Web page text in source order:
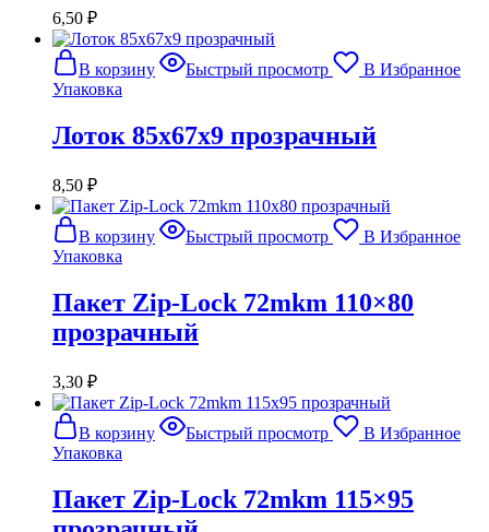
6,50 ₽
В корзину Быстрый просмотр
В Избранное
Упаковка
Лоток 85x67x9 прозрачный
8,50 ₽
В корзину Быстрый просмотр
В Избранное
Упаковка
Пакет Zip-Lock 72mkm 110×80
прозрачный
3,30 ₽
В корзину Быстрый просмотр
В Избранное
Упаковка
Пакет Zip-Lock 72mkm 115×95